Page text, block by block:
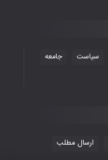
سیاست
جامعه
ارسال مطلب